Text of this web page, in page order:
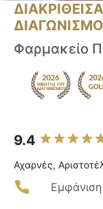
ΔΙΑΓΩΝΙΣΜΟΥ
Φαρμακείο
9.4
Αχαρνές,